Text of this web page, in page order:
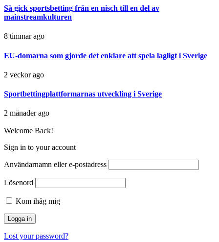
Så gick sportsbetting från en nisch till en del av
mainstreamkulturen
8 timmar ago
EU-domarna som gjorde det enklare att spela lagligt i Sverige
2 veckor ago
Sportbettingplattformarnas utveckling i Sverige
2 månader ago
Welcome Back!
Sign in to your account
Användarnamn eller e-postadress
Lösenord
Kom ihåg mig
Lost your password?